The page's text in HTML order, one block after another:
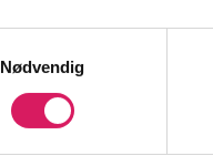
Nødvendig